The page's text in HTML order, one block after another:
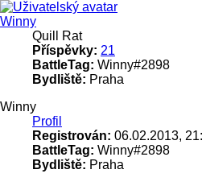
Winny
Quill Rat
Příspěvky: 21
BattleTag: Winny#2898
Bydliště: Praha
Winny
Profil
Registrován: 06.02.2013,
BattleTag: Winny#2898
Bydliště: Praha